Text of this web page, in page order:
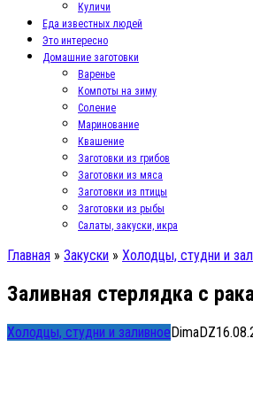
Куличи
Еда известных людей
Это интересно
Домашние заготовки
Варенье
Компоты на зиму
Соление
Маринование
Квашение
Заготовки из грибов
Заготовки из мяса
Заготовки из птицы
Заготовки из рыбы
Салаты, закуски, икра
Главная » Закуски » Холодцы, студни и
Заливная стерлядка с
Холодцы, студни и заливноеDimaDZ